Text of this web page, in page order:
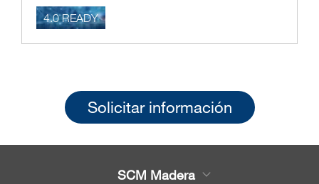
4.0 READY
Solicitar información
SCM Madera